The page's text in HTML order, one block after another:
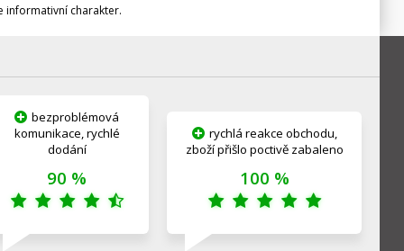
informativní charakter.
bezproblémová
komunikace, rychlé
dodání
90 %
rychlá reakce obchodu,
zboží přišlo poctivě zabaleno
100 %